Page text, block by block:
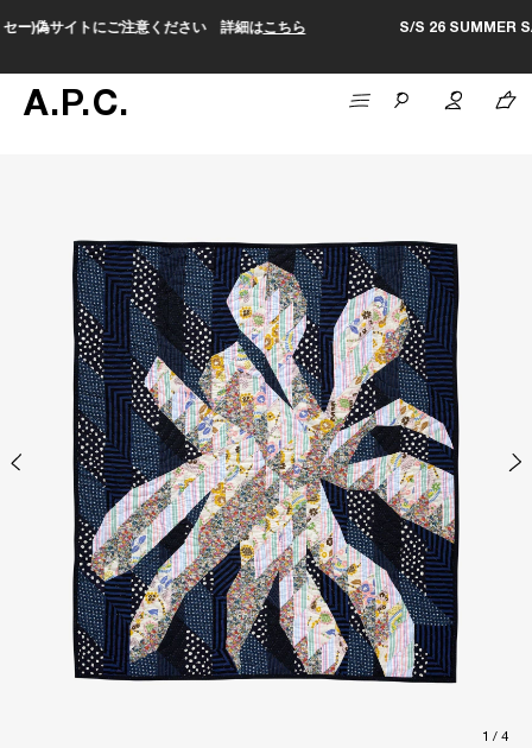
こちら S/S 26 SUMMER SALEがスタートしました。セールペー
A.P.C.
1 / 4